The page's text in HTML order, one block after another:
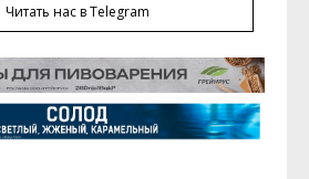
Читать нас в Telegram